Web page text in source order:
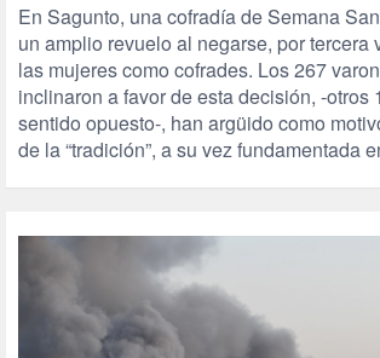
En Sagunto, una cofradía de Semana
un amplio revuelo al negarse, por tercera
las mujeres como cofrades. Los 267
inclinaron a favor de esta decisión, -otros
sentido opuesto-, han argüido como
de la “tradición”, a su vez fundamentada